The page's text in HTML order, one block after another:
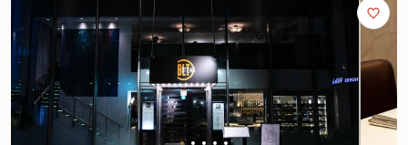
心安らぐ時間をお過ごしいただけます。
大切な想いを伝える夜を、心を込めたフランス料理とあたたかなおもてなしで
寄り添う「d’ici」にお任せください。
さらに本プランでは、有料オプションで、プロポーズにぴったりな花束・ギフ
ト・カスタマイズ可能なメッセージカードなどをお付けすることが出来ます。
メッセージカードは着席時に、花束やギフトはデザートタイムにご予約主様に
お渡し致しますので、サプライズにお役立てください。詳しくは本ページ中段